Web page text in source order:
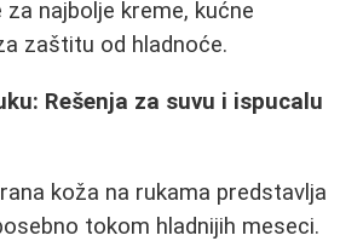
najbolje kreme, kućne
zaštitu od hladnoće.
Rešenja za suvu i ispucalu
koža na rukama predstavlja
tokom hladnijih meseci.